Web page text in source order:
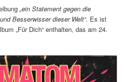
„ein Statement gegen die
Besserwisser dieser Welt“. Es ist
„Für Dich“ enthalten, das am 24.